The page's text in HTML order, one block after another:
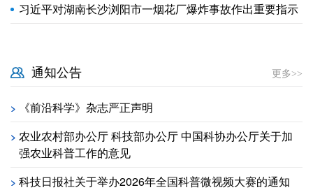
习近平对湖南长沙浏阳市一烟花厂爆炸事故作出重要指示
通知公告 更多>>
> 《前沿科学》杂志严正声明
> 农业农村部办公厅 科技部办公厅 中国科协办公厅关于加
强农业科普工作的意见
> 科技日报社关于举办2026年全国科普微视频大赛的通知